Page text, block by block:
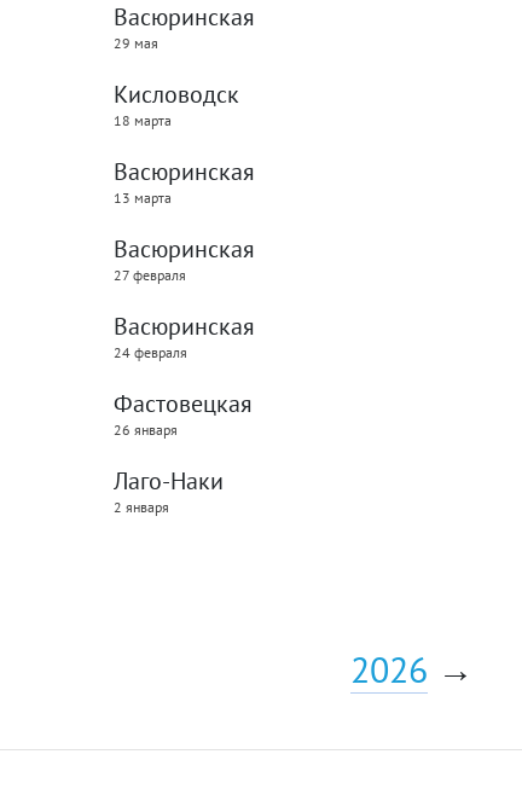
Васюринская
29 мая
Кисловодск
18 марта
Васюринская
13 марта
Васюринская
27 февраля
Васюринская
24 февраля
Фастовецкая
26 января
Лаго-Наки
2 января
2026 →